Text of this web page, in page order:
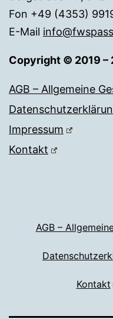
Fon +49 (4353)
E-Mail
Copyright © 2019 –
AGB – Allgemeine
Impressum
Kontakt
AGB –
Kontakt